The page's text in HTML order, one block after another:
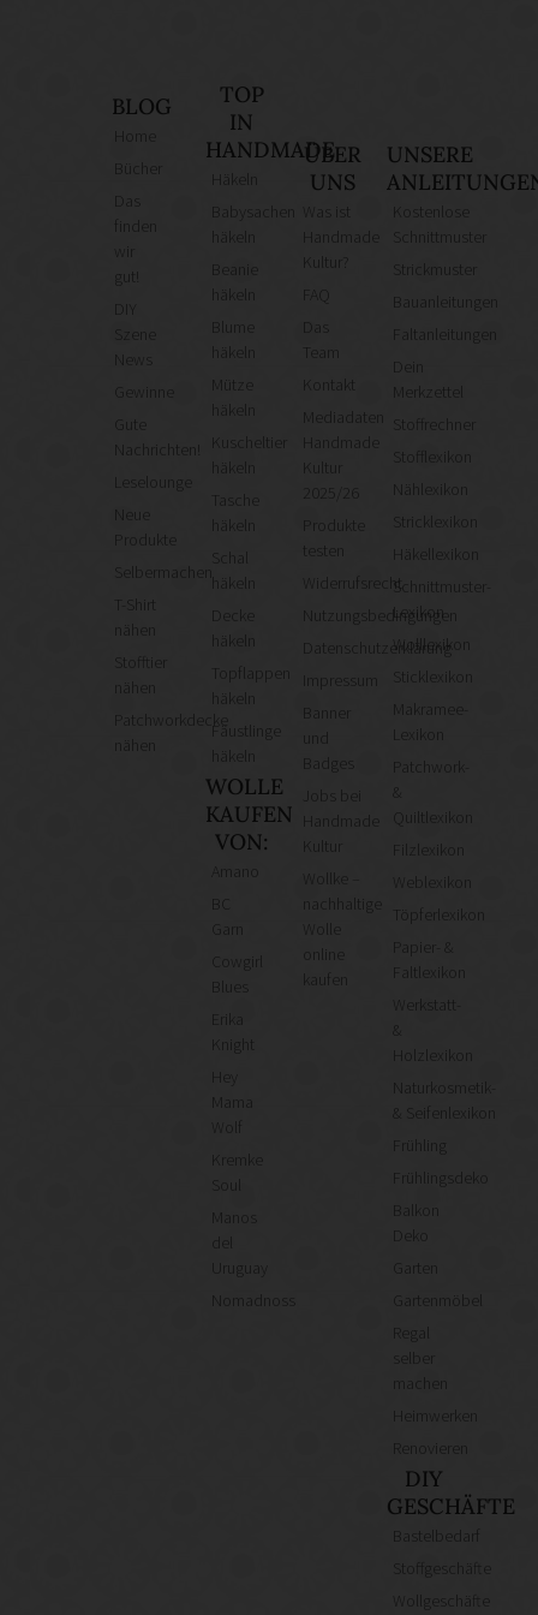
BLOG
finden
gut!
News
Gute
Nachrichten!
Leselounge
Neue
Produkte
Selbermachen
T-Shirt
Stofftier
Patchworkdecke
TOP
IN
HANDMADE
häkeln
häkeln
Mütze
häkeln
Kuscheltier
Tasche
häkeln
häkeln
Topflappen
häkeln
Fäustlinge
häkeln
WOLLE
KAUFEN
VON:
Cowgirl
Knight
Mama
Wolf
Kremke
Manos
Uruguay
Nomadnoss
ÜBER
UNS
Was ist
Kultur?
Das
Team
Kontakt
Mediadaten
Kultur
2025/26
Produkte
testen
Widerrufsrecht
Nutzungsbedingungen
Datenschutzerklärung
Kultur
Wollke –
nachhaltige
kaufen
UNSERE
Kostenlose
Schnittmuster
Strickmuster
Bauanleitungen
Faltanleitungen
Merkzettel
Stoffrechner
Stofflexikon
Nählexikon
Stricklexikon
Häkellexikon
Schnittmuster-
Lexikon
Wolllexikon
Sticklexikon
Makramee-
Lexikon
Patchwork-
&
Quiltlexikon
Filzlexikon
Weblexikon
Töpferlexikon
Papier- &
Faltlexikon
Werkstatt-
&
Holzlexikon
Naturkosmetik-
& Seifenlexikon
Frühling
Frühlingsdeko
Deko
Garten
Gartenmöbel
Regal
Heimwerken
DIY
GESCHÄFTE
Bastelbedarf
Stoffgeschäfte
Wollgeschäfte